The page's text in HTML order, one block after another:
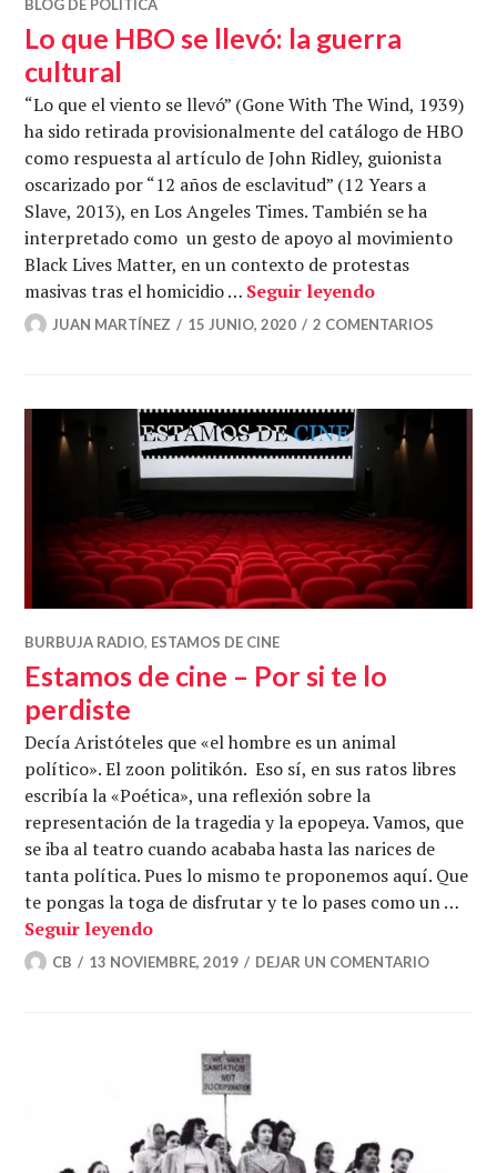
BLOG DE POLÍTICA
Lo que HBO se llevó: la guerra
cultural
“Lo que el viento se llevó” (Gone With The Wind, 1939)
ha sido retirada provisionalmente del catálogo de HBO
como respuesta al artículo de John Ridley, guionista
oscarizado por “12 años de esclavitud” (12 Years a
Slave, 2013), en Los Angeles Times. También se ha
interpretado como un gesto de apoyo al movimiento
Black Lives Matter, en un contexto de protestas
masivas tras el homicidio … Seguir leyendoLo que HBO
JUAN MARTÍNEZ 15 JUNIO, 2020 2 COMENTARIOS
BURBUJA RADIO, ESTAMOS DE CINE
Estamos de cine – Por si te lo
perdiste
Decía Aristóteles que «el hombre es un animal
político». El zoon politikón. Eso sí, en sus ratos libres
escribía la «Poética», una reflexión sobre la
representación de la tragedia y la epopeya. Vamos, que
se iba al teatro cuando acababa hasta las narices de
tanta política. Pues lo mismo te proponemos aquí. Que
te pongas la toga de disfrutar y te lo pases como un …
Seguir leyendoEstamos de cine – Por si te lo perdiste
CB 13 NOVIEMBRE, 2019 DEJAR UN COMENTARIO